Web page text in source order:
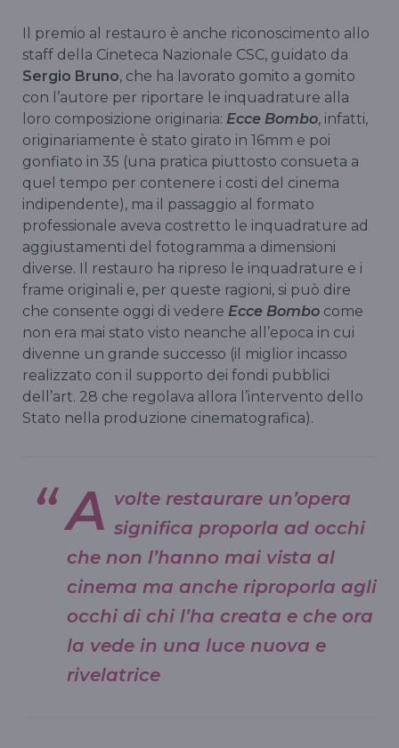
Il premio al restauro è anche riconoscimento allo
staff della Cineteca Nazionale CSC, guidato da
Sergio Bruno, che ha lavorato gomito a gomito
con l’autore per riportare le inquadrature alla
loro composizione originaria: Ecce Bombo, infatti,
originariamente è stato girato in 16mm e poi
gonfiato in 35 (una pratica piuttosto consueta a
quel tempo per contenere i costi del cinema
indipendente), ma il passaggio al formato
professionale aveva costretto le inquadrature ad
aggiustamenti del fotogramma a dimensioni
diverse. Il restauro ha ripreso le inquadrature e i
frame originali e, per queste ragioni, si può dire
che consente oggi di vedere Ecce Bombo come
non era mai stato visto neanche all’epoca in cui
divenne un grande successo (il miglior incasso
realizzato con il supporto dei fondi pubblici
dell’art. 28 che regolava allora l’intervento dello
Stato nella produzione cinematografica).
A volte restaurare un’opera
significa proporla ad occhi
che non l’hanno mai vista al
cinema ma anche riproporla agli
occhi di chi l’ha creata e che ora
la vede in una luce nuova e
rivelatrice